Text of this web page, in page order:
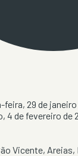
feira, 29 de
4 de fevereiro de
Vicente, Areias,